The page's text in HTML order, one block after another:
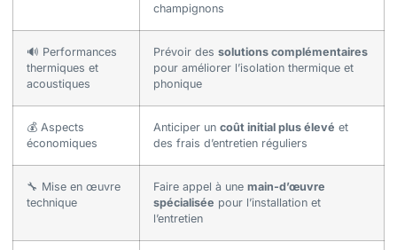
champignons
🔊 Performances
thermiques et
acoustiques
Prévoir des solutions complémentaires
pour améliorer l’isolation thermique et
phonique
💰 Aspects
économiques
Anticiper un coût initial plus élevé et
des frais d’entretien réguliers
🔧 Mise en œuvre
technique
Faire appel à une main-d’œuvre
spécialisée pour l’installation et
l’entretien